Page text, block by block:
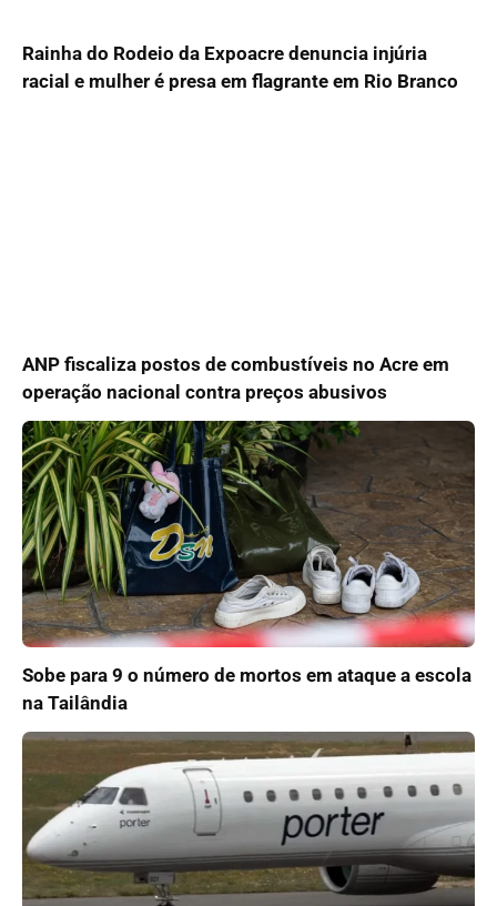
Rainha do Rodeio da Expoacre denuncia injúria
racial e mulher é presa em flagrante em Rio Branco
ANP fiscaliza postos de combustíveis no Acre em
operação nacional contra preços abusivos
Sobe para 9 o número de mortos em ataque a escola
na Tailândia